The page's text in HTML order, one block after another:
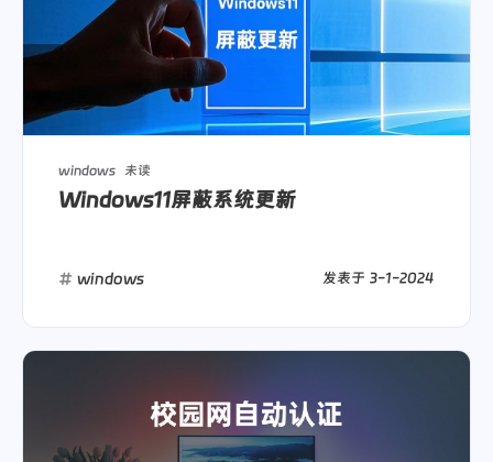
windows 未读
Windows11屏蔽系统更新
发表于 3-1-2024
windows